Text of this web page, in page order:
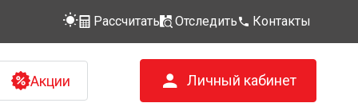
Рассчитать Отследить Контакты
Акции Личный кабинет